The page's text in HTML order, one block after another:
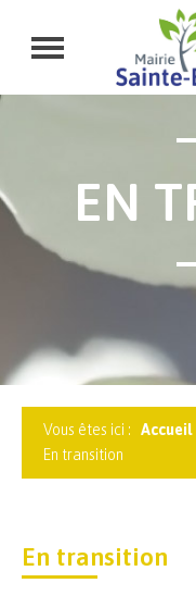
EN
Vous êtes ici : Accueil
En transition
En transition